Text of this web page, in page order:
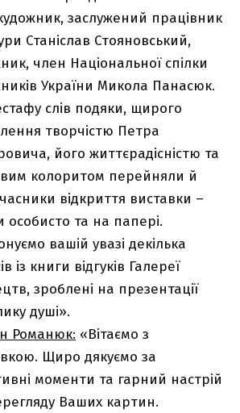
заслужений працівник
Станіслав Стояновський,
член Національної спілки
України Микола Панасюк.
слів подяки, щирого
творчістю Петра
його життєрадісністю та
колоритом перейняли й
відкриття виставки –
особисто та на папері.
вашій увазі декілька
із книги відгуків Галереї
зроблені на презентації
душі».
Романюк: «Вітаємо з
Щиро дякуємо за
моменти та гарний настрій
Ваших картин.